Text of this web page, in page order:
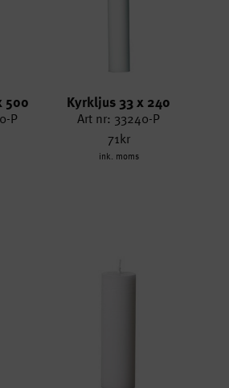
500
P
Kyrkljus 33 x 240
Art nr: 33240-P
71kr
ink. moms